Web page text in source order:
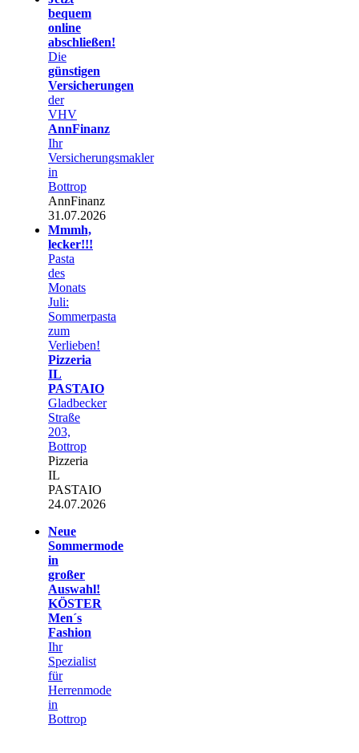
bequem
online
abschließen!
Die
günstigen
Versicherungen
der
VHV
AnnFinanz
Ihr
Versicherungsmakler
in
Bottrop
AnnFinanz
31.07.2026
Mmmh,
lecker!!!
Pasta
des
Monats
Juli:
Sommerpasta
zum
Verlieben!
Pizzeria
IL
PASTAIO
Gladbecker
Straße
203,
Bottrop
Pizzeria
IL
PASTAIO
24.07.2026
Neue
Sommermode
in
großer
Auswahl!
KÖSTER
Men´s
Fashion
Ihr
Spezialist
für
Herrenmode
in
Bottrop